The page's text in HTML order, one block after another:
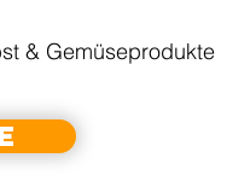
& Gemüseprodukte